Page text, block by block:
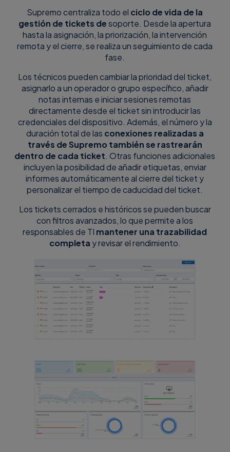
Supremo centraliza todo el ciclo de vida de la
gestión de tickets desoporte. Desde la apertura
hasta la asignación, la priorización, la intervención
remota y el cierre, se realiza un seguimiento de cada
fase.
Los técnicos pueden cambiar la prioridad del ticket,
asignarlo a un operador o grupo específico, añadir
notas internas e iniciar sesiones remotas
directamente desde el ticket sin introducir las
credenciales del dispositivo. Además, el número y la
duración total de las conexiones realizadas a
través de Supremo también se rastrearán
dentro de cada ticket. Otras funciones adicionales
incluyen la posibilidad de añadir etiquetas, enviar
informes automáticamente al cierre del ticket y
personalizar el tiempo de caducidad del ticket.
Los tickets cerrados e históricos se pueden buscar
con filtros avanzados, lo que permite a los
responsables de TI mantener una trazabilidad
completa y revisar el rendimiento.